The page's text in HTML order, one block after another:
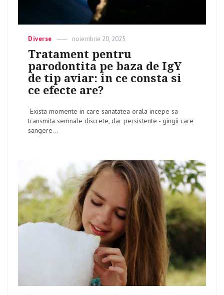
Categories
Diverse
Posted
noiembrie 20, 2025
Tratament pentru
parodontita pe baza de IgY
de tip aviar: in ce consta si
ce efecte are?
Exista momente in care sanatatea orala incepe sa
transmita semnale discrete, dar persistente - gingii care
sangere...